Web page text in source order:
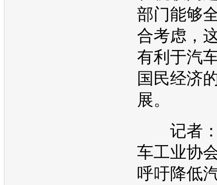
部门能够
合考虑，
有利于汽
国民经济
展。
记者：
车工业协
呼吁降低